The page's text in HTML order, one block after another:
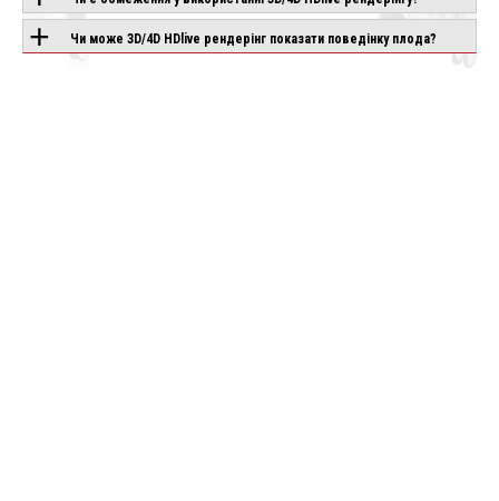
Чи може 3D/4D HDlive рендерінг показати поведінку плода?
Під замовлення Під замовлення